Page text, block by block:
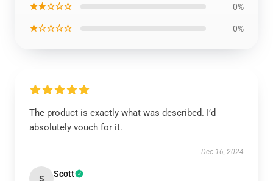
★★☆☆☆ 0%
★☆☆☆☆ 0%
The product is exactly what was described. I’d
absolutely vouch for it.
Dec 16, 2024
S Scott